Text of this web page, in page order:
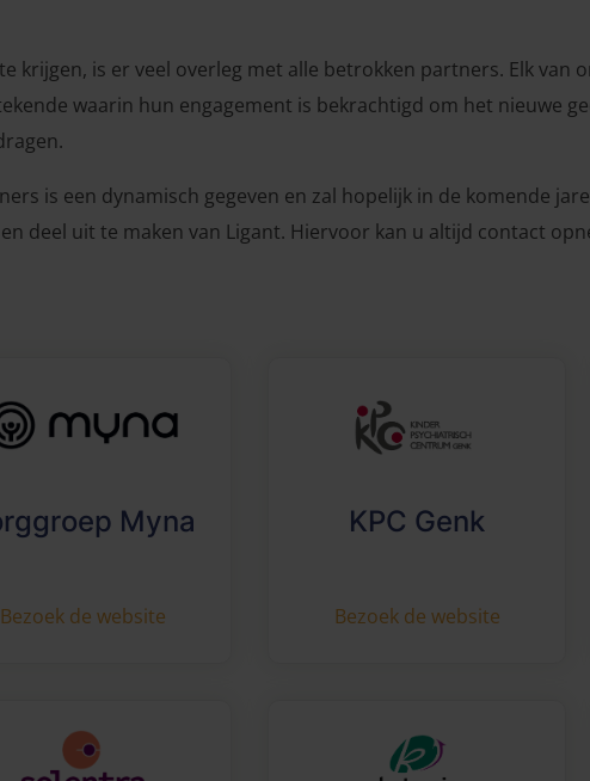
krijgen, is er veel overleg met alle betrokken partners. Elk van
waarin hun engagement is bekrachtigd om het nieuwe
is een dynamisch gegeven en zal hopelijk in de komende
deel uit te maken van Ligant. Hiervoor kan u altijd contact
Myna
Bezoek de website
KPC Genk
Bezoek de website